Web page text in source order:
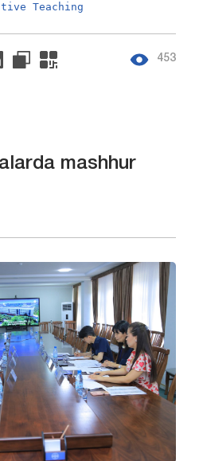
Teaching
453
mashhur